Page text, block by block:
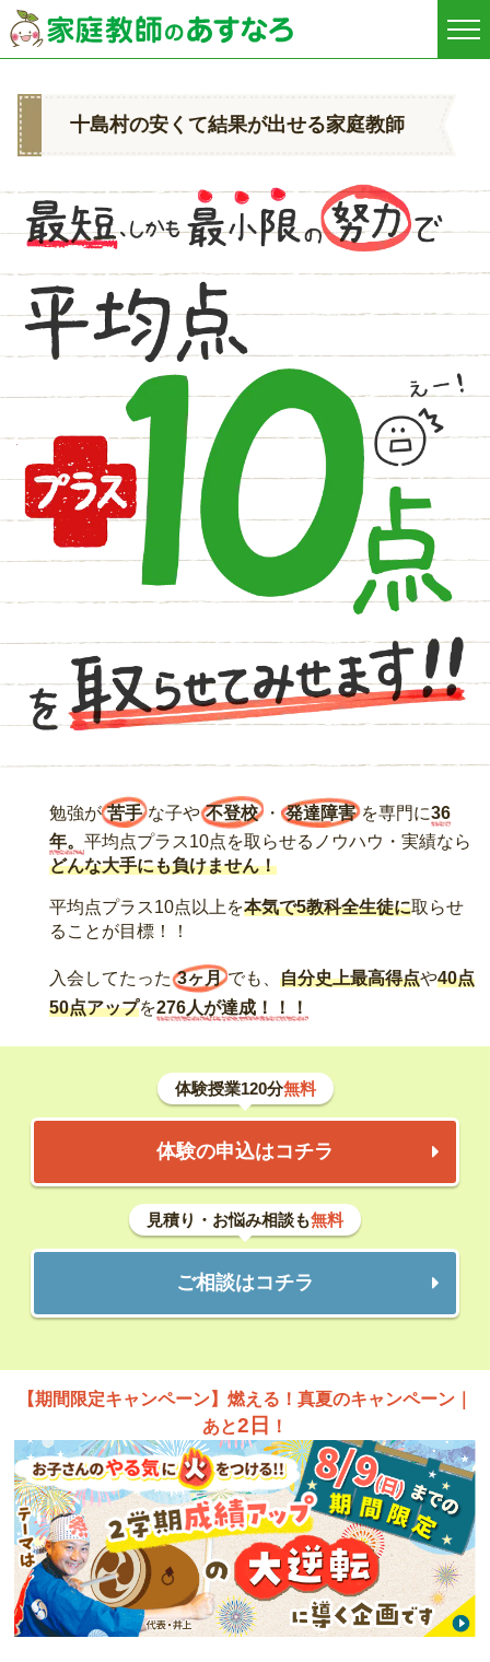
十島村の安くて結果が出せる家庭教師
勉強が 苦手 な子や 不登校 ・ 発達障害 を専門に36
年。平均点プラス10点を取らせるノウハウ・実績なら
どんな大手にも負けません！
平均点プラス10点以上を本気で5教科全生徒に取らせ
ることが目標！！
入会してたった 3ヶ月 でも、自分史上最高得点や40点
50点アップを276人が達成！！！
体験授業120分無料
体験の申込はコチラ
見積り・お悩み相談も無料
ご相談はコチラ
【期間限定キャンペーン】燃える！真夏のキャンペーン｜
あと2日 ！